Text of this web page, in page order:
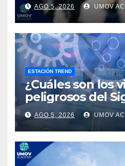
AGO 5, 2026 UMOV
ESTACIÓN TREND
¿Cuáles son los
peligrosos del
AGO 5, 2026 UMOV